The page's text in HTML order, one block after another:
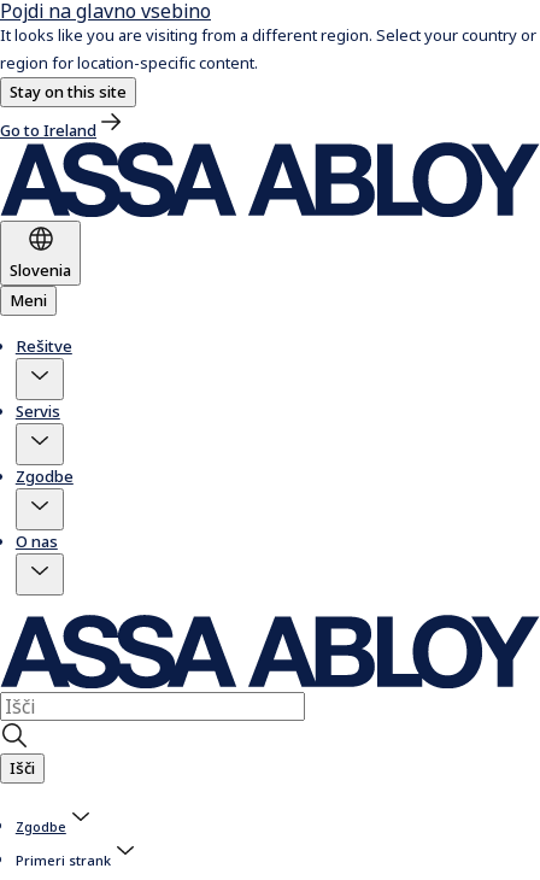
Pojdi na glavno vsebino
It looks like you are visiting from a different region. Select your country or
region for location-specific content.
Stay on this site
Go to Ireland
Slovenia
Meni
Rešitve
Servis
Zgodbe
O nas
Išči
Zgodbe
Primeri strank